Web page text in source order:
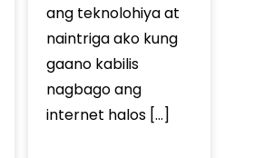
ang teknolohiya at
naintriga ako kung
gaano kabilis
nagbago ang
internet halos […]